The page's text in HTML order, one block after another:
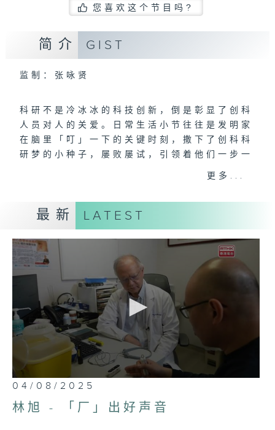
您喜欢这个节目吗?
简介 GIST
监制：张咏贤
科研不是冷冰冰的科技创新，倒是彰显了创科
人员对人的关爱。日常生活小节往往是发明家
在脑里「叮」一下的关键时刻，撒下了创科科
研梦的小种子，屡败屡试，引领着他们一步一
创科人物为主线，娓娓道出他们从事科研的励
志经历，创科成果背后的动人故事。
更多...
最新 LATEST
0
seconds
of
0
04/08/2025
林旭 - 「厂」出好声音